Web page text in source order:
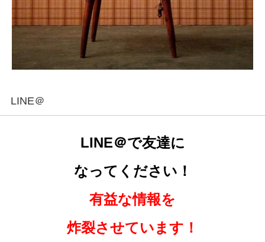
LINE＠
LINE＠で友達に
なってください！
有益な情報を
炸裂させています！